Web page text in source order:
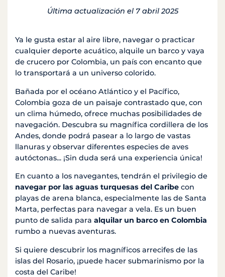
Última actualización el 7 abril 2025
Ya le gusta estar al aire libre, navegar o practicar
cualquier deporte acuático, alquile un barco y vaya
de crucero por Colombia, un país con encanto que
lo transportará a un universo colorido.
Bañada por el océano Atlántico y el Pacífico,
Colombia goza de un paisaje contrastado que, con
un clima húmedo, ofrece muchas posibilidades de
navegación. Descubra su magnífica cordillera de los
Andes, donde podrá pasear a lo largo de vastas
llanuras y observar diferentes especies de aves
autóctonas... ¡Sin duda será una experiencia única!
En cuanto a los navegantes, tendrán el privilegio de
navegar por las aguas turquesas del Caribe con
playas de arena blanca, especialmente las de Santa
Marta, perfectas para navegar a vela. Es un buen
punto de salida para alquilar un barco en Colombia
rumbo a nuevas aventuras.
Si quiere descubrir los magníficos arrecifes de las
islas del Rosario, ¡puede hacer submarinismo por la
costa del Caribe!